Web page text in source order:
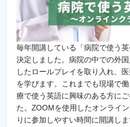
毎年開講している「病院で使う
決定しました。病院の中での外
したロールプレイを取り入れ、
を学びます。これまでも現場で
療で使う英語に興味のある方に
た。ZOOMを使用したオンライ
りに参加しやすい時間に開講し